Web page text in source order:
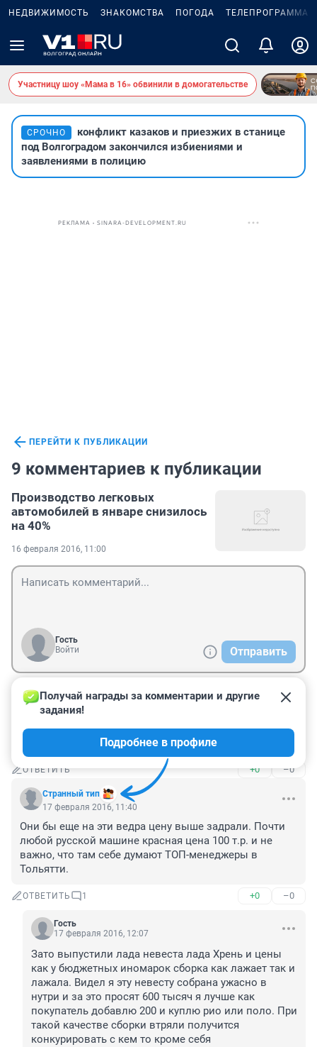
НЕДВИЖИМОСТЬ ЗНАКОМСТВА ПОГОДА ТЕЛЕПРОГРАММА
Участницу шоу «Мама в 16» обвинили в домогательстве
СРОЧНО
конфликт казаков и приезжих в станице
под Волгоградом закончился избиениями и
заявлениями в полицию
РЕКЛАМА • SINARA-DEVELOPMENT.RU
ПЕРЕЙТИ К ПУБЛИКАЦИИ
9 комментариев к публикации
Производство легковых
автомобилей в январе снизилось
на 40%
16 февраля 2016, 11:00
Гость
Войти
Отправить
Гость
17 февраля 2016, 13:41
тоже думаю пересесть! лучше раз в год отдыхать буду
ОТВЕТИТЬ +0 –0
Странный тип
Получай награды за комментарии и другие
задания!
Подробнее в профиле
17 февраля 2016, 11:40
Они бы еще на эти ведра цену выше задрали. Почти
любой русской машине красная цена 100 т.р. и не
важно, что там себе думают ТОП-менеджеры в
Тольятти.
ОТВЕТИТЬ 1 +0 –0
Гость
17 февраля 2016, 12:07
Зато выпустили лада невеста лада Хрень и цены
как у бюджетных иномарок сборка как лажает так и
лажала. Видел я эту невесту собрана ужасно в
нутри и за это просят 600 тысяч я лучше как
покупатель добавлю 200 и куплю рио или поло. При
такой качестве сборки втряли получится
конкурировать с кем то кроме себя